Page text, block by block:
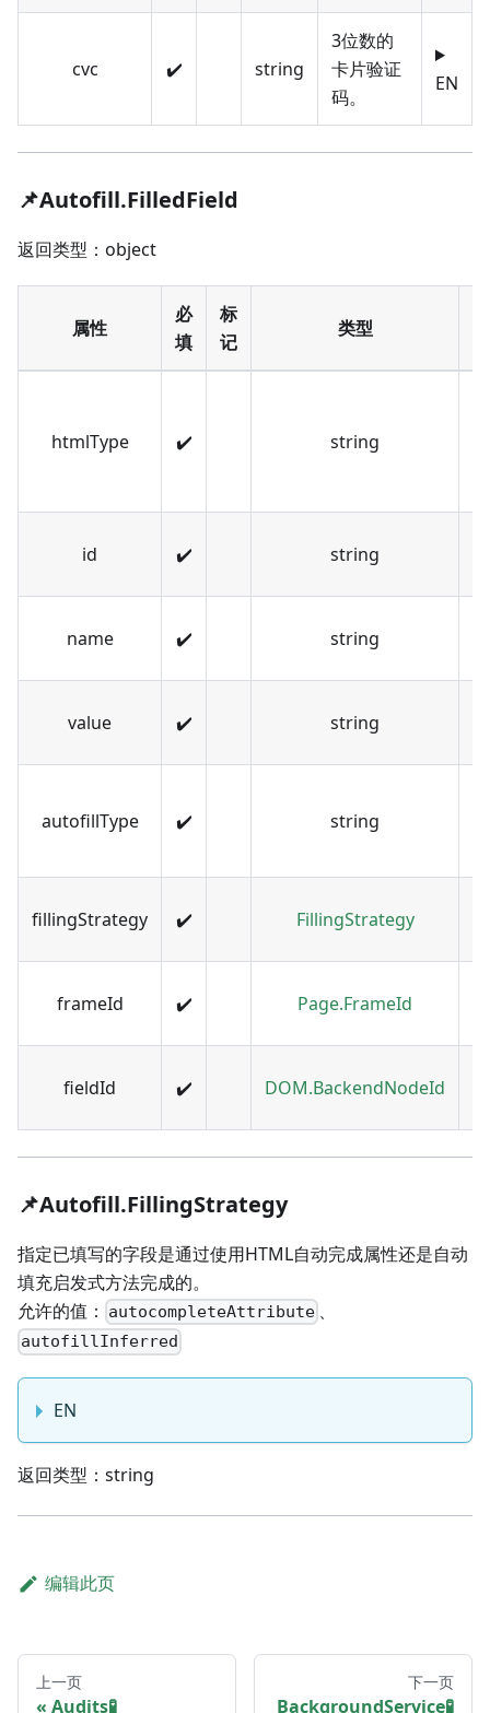
cvc ✔️ string
3位数的
卡片验证
码。
EN
📌Autofill.FilledField
返回类型：object
属性
必
填
标
记
类型
htmlType ✔️ string
id ✔️ string
name ✔️ string
value ✔️ string
autofillType ✔️ string
fillingStrategy ✔️ FillingStrategy
frameId ✔️ Page.FrameId
fieldId ✔️ DOM.BackendNodeId
📌Autofill.FillingStrategy
指定已填写的字段是通过使用HTML自动完成属性还是自动
填充启发式方法完成的。
允许的值：
autocompleteAttribute 、
autofillInferred
EN
返回类型：string
编辑此页
上一页
Audits🧪
下一页
BackgroundService🧪